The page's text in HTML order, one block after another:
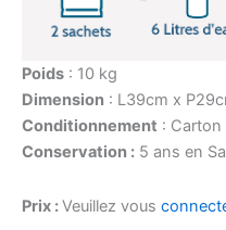
Poids : 10 kg
Dimension : L39cm x
Conditionnement :
Conservation : 5 ans en
Prix :Veuillez vous